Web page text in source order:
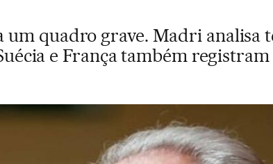
um quadro grave. Madri analisa
e França também registram